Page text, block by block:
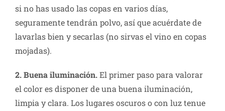
si no has usado las copas en varios días,
seguramente tendrán polvo, así que acuérdate de
lavarlas bien y secarlas (no sirvas el vino en copas
mojadas).
2. Buena iluminación.El primer paso para valorar
el color es disponer de una buena iluminación,
limpia y clara. Los lugares oscuros o con luz tenue